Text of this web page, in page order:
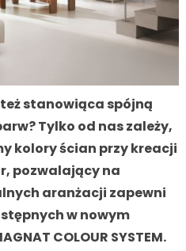
stanowiąca spójną
Tylko od nas zależy,
kolory ścian przy kreacji
pozwalający na
aranżacji zapewni
w nowym
COLOUR SYSTEM.